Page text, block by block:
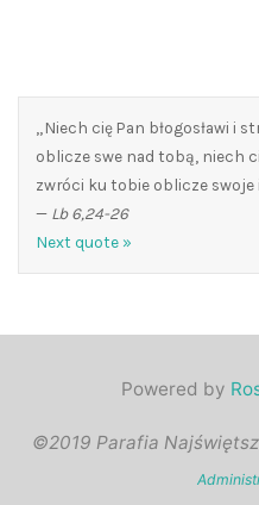
„Niech cię Pan błogosławi i
oblicze swe nad tobą, niech
zwróci ku tobie oblicze swoje
— Lb 6,24-26
Next quote »
Powered by
©2019 Parafia